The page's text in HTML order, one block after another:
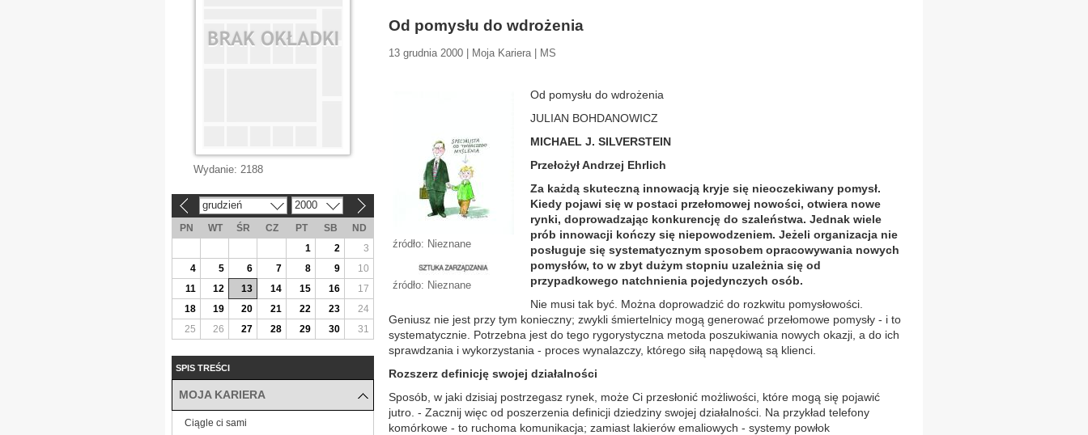
Od pomysłu do wdrożenia
13 grudnia 2000 | Moja Kariera | MS
źródło: Nieznane
źródło: Nieznane
Od pomysłu do wdrożenia
JULIAN BOHDANOWICZ
MICHAEL J. SILVERSTEIN
Przełożył Andrzej Ehrlich
Za każdą skuteczną innowacją kryje się nieoczekiwany pomysł.
Kiedy pojawi się w postaci przełomowej nowości, otwiera nowe
rynki, doprowadzając konkurencję do szaleństwa. Jednak wiele
prób innowacji kończy się niepowodzeniem. Jeżeli organizacja nie
posługuje się systematycznym sposobem opracowywania nowych
pomysłów, to w zbyt dużym stopniu uzależnia się od
przypadkowego natchnienia pojedynczych osób.
Nie musi tak być. Można doprowadzić do rozkwitu pomysłowości.
Geniusz nie jest przy tym konieczny; zwykli śmiertelnicy mogą generować przełomowe pomysły - i to
systematycznie. Potrzebna jest do tego rygorystyczna metoda poszukiwania nowych okazji, a do ich
sprawdzania i wykorzystania - proces wynalazczy, którego siłą napędową są klienci.
Rozszerz definicję swojej działalności
Sposób, w jaki dzisiaj postrzegasz rynek, może Ci przesłonić możliwości, które mogą się pojawić
jutro. - Zacznij więc od poszerzenia definicji dziedziny swojej działalności. Na przykład telefony
komórkowe - to ruchoma komunikacja; zamiast lakierów emaliowych - systemy powłok
Wydanie: 2188
grudzień 2000
PN WT ŚR CZ PT SB
ND
1
2
3
4
5 6 7 8 9
10
11
12 13 14 15 16
17
18
19 20 21 22 23
24
25
26 27 28 29 30 31
SPIS TREŚCI
MOJA KARIERA
Ciągle ci sami